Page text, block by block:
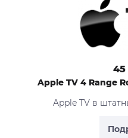
45
Apple TV 4 Range
Apple TV в